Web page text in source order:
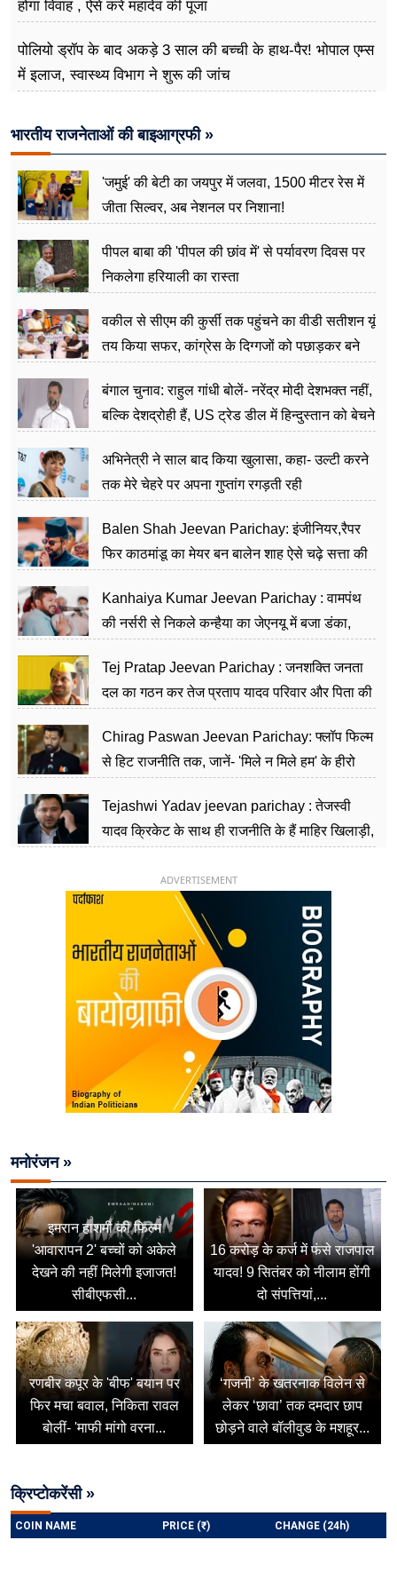
होगा विवाह , ऐसे करें महादेव की पूजा
पोलियो ड्रॉप के बाद अकड़े 3 साल की बच्ची के हाथ-पैर! भोपाल एम्स
में इलाज, स्वास्थ्य विभाग ने शुरू की जांच
भारतीय राजनेताओं की बाइआग्रफी »
'जमुई' की बेटी का जयपुर में जलवा, 1500 मीटर रेस में
जीता सिल्वर, अब नेशनल पर निशाना!
पीपल बाबा की 'पीपल की छांव में' से पर्यावरण दिवस पर
निकलेगा हरियाली का रास्ता
वकील से सीएम की कुर्सी तक पहुंचने का वीडी सतीशन यूं
तय किया सफर, कांग्रेस के दिग्गजों को पछाड़कर बने
बंगाल चुनाव: राहुल गांधी बोलें- नरेंद्र मोदी देशभक्त नहीं,
बल्कि देशद्रोही हैं, US ट्रेड डील में हिन्दुस्तान को बेचने
अभिनेत्री ने साल बाद किया खुलासा, कहा- उल्टी करने
तक मेरे चेहरे पर अपना गुप्तांग रगड़ती रही
Balen Shah Jeevan Parichay: इंजीनियर,रैपर
फिर काठमांडू का मेयर बन बालेन शाह ऐसे चढ़े सत्ता की
Kanhaiya Kumar Jeevan Parichay : वामपंथ
की नर्सरी से निकले कन्हैया का जेएनयू में बजा डंका,
Tej Pratap Jeevan Parichay : जनशक्ति जनता
दल का गठन कर तेज प्रताप यादव परिवार और पिता की
Chirag Paswan Jeevan Parichay: फ्लॉप फिल्म
से हिट राजनीति तक, जानें- 'मिले न मिले हम' के हीरो
Tejashwi Yadav jeevan parichay : तेजस्वी
यादव क्रिकेट के साथ ही राजनीति के हैं माहिर खिलाड़ी,
ADVERTISEMENT
मनोरंजन »
इमरान हाशमी की फिल्म
'आवारापन 2' बच्चों को अकेले
देखने की नहीं मिलेगी इजाजत!
सीबीएफसी...
16 करोड़ के कर्ज में फंसे राजपाल
यादव! 9 सितंबर को नीलाम होंगी
दो संपत्तियां,...
रणबीर कपूर के 'बीफ' बयान पर
फिर मचा बवाल, निकिता रावल
बोलीं- 'माफी मांगो वरना...
‘गजनी’ के खतरनाक विलेन से
लेकर ‘छावा’ तक दमदार छाप
छोड़ने वाले बॉलीवुड के मशहूर...
क्रिप्टोकरेंसी »